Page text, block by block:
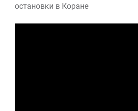
остановки в Коране